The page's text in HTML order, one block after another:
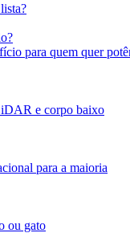
para quem quer
e corpo baixo
para a maioria
ou gato